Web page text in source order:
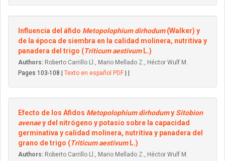
Influencia del áfido Metopolophium dirhodum(Walker) y
de la época de siembra en la calidad molinera, nutritiva y
panadera del trigo (Triticum aestivum L.)
Authors: Roberto Carrillo Ll., Mario Mellado Z., Héctor Wulf M.
Pages 103-108 | Texto en español PDF
Efecto de los Afidos Metopolophium dirhodumy Sitobion
avenaey del nitrógeno y potasio sobre la capacidad
germinativa y calidad molinera, nutritiva y panadera del
grano de trigo (Triticum aestivum L.)
Authors: Roberto Carrillo Ll., Mario Mellado Z., Héctor Wulf M.